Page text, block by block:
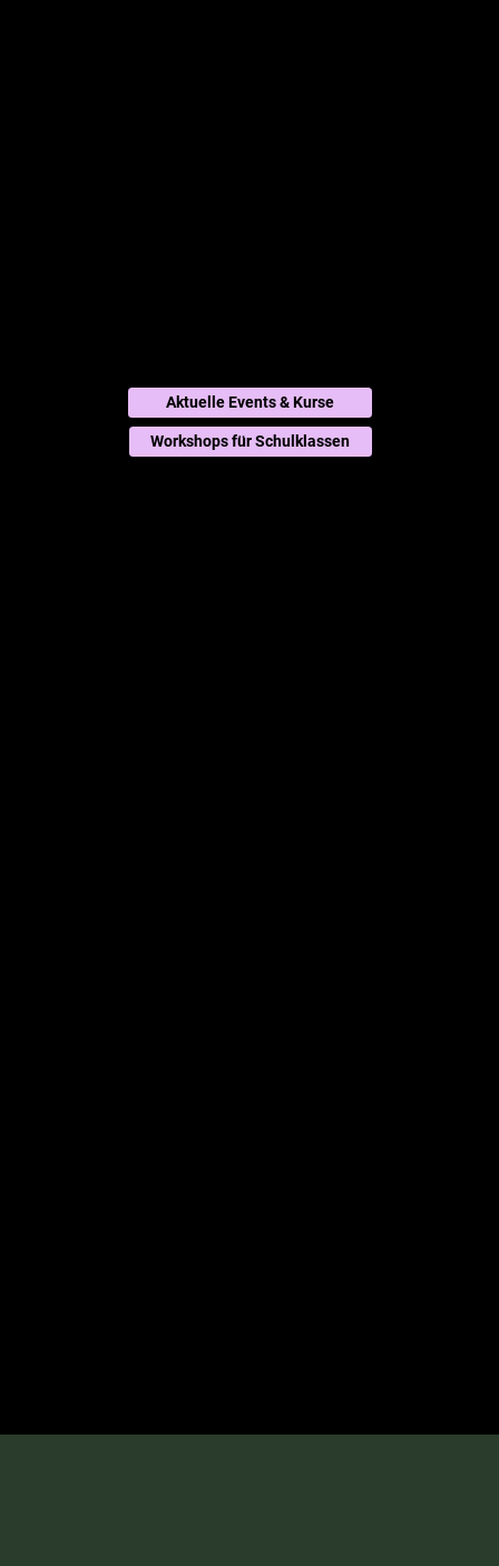
Aktuelle Events & Kurse
Workshops für Schulklassen